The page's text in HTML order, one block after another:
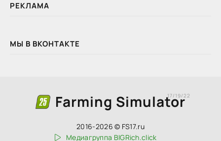
РЕКЛАМА
МЫ В ВКОНТАКТЕ
Farming Simulator
17/19/22
2016-2026 © FS17.ru
Медиагруппа BIGRich.click